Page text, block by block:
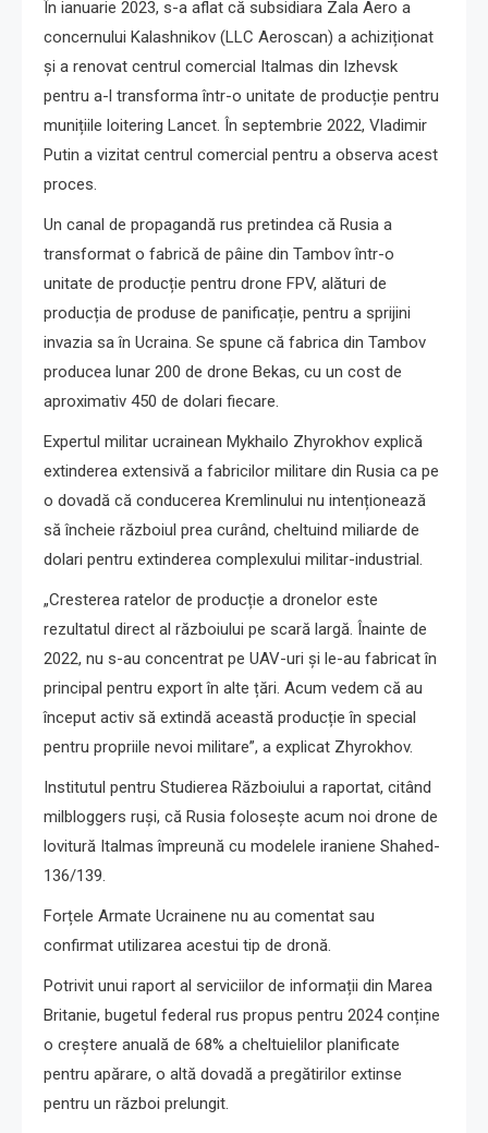
În ianuarie 2023, s-a aflat că subsidiara Zala Aero a
concernului Kalashnikov (LLC Aeroscan) a achiziționat
și a renovat centrul comercial Italmas din Izhevsk
pentru a-l transforma într-o unitate de producție pentru
munițiile loitering Lancet. În septembrie 2022, Vladimir
Putin a vizitat centrul comercial pentru a observa acest
proces.
Un canal de propagandă rus pretindea că Rusia a
transformat o fabrică de pâine din Tambov într-o
unitate de producție pentru drone FPV, alături de
producția de produse de panificație, pentru a sprijini
invazia sa în Ucraina. Se spune că fabrica din Tambov
producea lunar 200 de drone Bekas, cu un cost de
aproximativ 450 de dolari fiecare.
Expertul militar ucrainean Mykhailo Zhyrokhov explică
extinderea extensivă a fabricilor militare din Rusia ca pe
o dovadă că conducerea Kremlinului nu intenționează
să încheie războiul prea curând, cheltuind miliarde de
dolari pentru extinderea complexului militar-industrial.
„Cresterea ratelor de producție a dronelor este
rezultatul direct al războiului pe scară largă. Înainte de
2022, nu s-au concentrat pe UAV-uri și le-au fabricat în
principal pentru export în alte țări. Acum vedem că au
început activ să extindă această producție în special
pentru propriile nevoi militare”, a explicat Zhyrokhov.
Institutul pentru Studierea Războiului a raportat, citând
milbloggers ruși, că Rusia folosește acum noi drone de
lovitură Italmas împreună cu modelele iraniene Shahed-
136/139.
Forțele Armate Ucrainene nu au comentat sau
confirmat utilizarea acestui tip de dronă.
Potrivit unui raport al serviciilor de informații din Marea
Britanie, bugetul federal rus propus pentru 2024 conține
o creștere anuală de 68% a cheltuielilor planificate
pentru apărare, o altă dovadă a pregătirilor extinse
pentru un război prelungit.